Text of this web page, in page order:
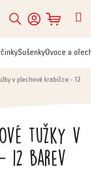
Hledat
NÁKUPNÍ
KOŠÍK
SušenkyOvoce a
v plechové krabičce - 12
tužky v
12 barev